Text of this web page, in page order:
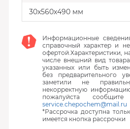
30x560х490 мм
Информационные
справочный характер и
офертой.Характеристики,
числе внешний вид
указанных или быть
без предварительного
заметили не
некорректную
пожалуйста
service.chepochem@mail.ru
*Рассрочка доступна
имеется кнопка рассрочки